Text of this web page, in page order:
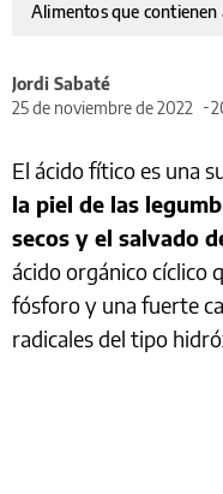
Alimentos que contienen
Jordi Sabaté
25 de noviembre de 2022
El ácido fítico es una
la piel de las
secos y el salvado
ácido orgánico cíclico
fósforo y una fuerte
radicales del tipo